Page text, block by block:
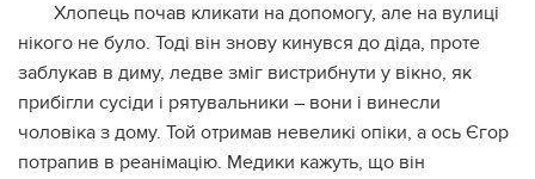
Хлопець почав кликати на допомогу, але на вулиці
нікого не було. Тоді він знову кинувся до діда, проте
заблукав в диму, ледве зміг вистрибнути у вікно, як
прибігли сусіди і рятувальники – вони і винесли
чоловіка з дому. Той отримав невеликі опіки, а ось Єгор
потрапив в реанімацію. Медики кажуть, що він